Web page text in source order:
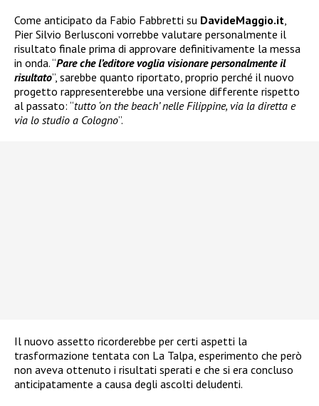
Come anticipato da Fabio Fabbretti su DavideMaggio.it,
Pier Silvio Berlusconi vorrebbe valutare personalmente il
risultato finale prima di approvare definitivamente la messa
in onda. “Pare che l’editore voglia visionare personalmente il
risultato”, sarebbe quanto riportato, proprio perché il nuovo
progetto rappresenterebbe una versione differente rispetto
al passato: “tutto ‘on the beach’ nelle Filippine, via la diretta e
via lo studio a Cologno”.
Il nuovo assetto ricorderebbe per certi aspetti la
trasformazione tentata con La Talpa, esperimento che però
non aveva ottenuto i risultati sperati e che si era concluso
anticipatamente a causa degli ascolti deludenti.